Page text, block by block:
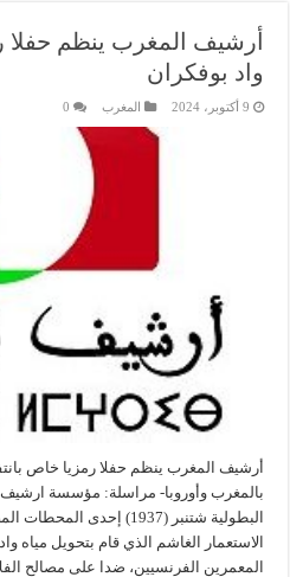
أرشيف المغرب ينظم حفلا
واد بوفكران
9 أكتوبر، 2024 المغرب 0
أرشيف المغرب ينظم حفلا رمزيا خاص
بالمغرب وأوروبا- مراسلة: مؤسسة ارشيف
البطولية شتنبر (1937)
الاستعمار الغاشم الذي قام بتحويل مياه
المعمرين الفرنسيين، ضدا على مصالح